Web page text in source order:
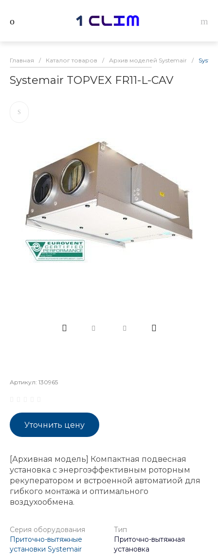
Главная / Каталог товаров / Архив моделей Systemair /
Systemair TOPVEX FR11-L-CAV
Артикул: 130965
Уточнить цену
[Архивная модель] Компактная подвесная
установка с энергоэффективным роторным
рекуператором и встроенной автоматиой для
гибкого монтажа и оптимального
воздухообмена.
Серия оборудования
Приточно-вытяжные
установки Systemair
Тип
Приточно-вытяжная
установка